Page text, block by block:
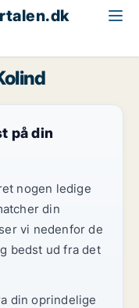
på din
nogen ledige
din
vi nedenfor de
bedst ud fra det
din oprindelige